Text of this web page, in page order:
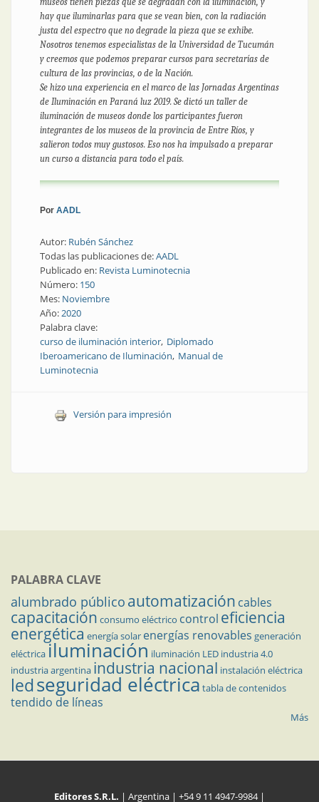
hay que iluminarlas para que se vean bien, con la radiación
justa del espectro que no degrade la pieza que se exhibe.
Nosotros tenemos especialistas de la Universidad de Tucumán
y creemos que podemos preparar cursos para secretarías de
cultura de las provincias, o de la Nación.
Se hizo una experiencia en el marco de las Jornadas Argentinas
de Iluminación en Paraná luz 2019. Se dictó un taller de
iluminación de museos donde los participantes fueron
integrantes de los museos de la provincia de Entre Ríos, y
salieron todos muy gustosos. Eso nos ha impulsado a preparar
un curso a distancia para todo el país.
Por AADL
Autor: Rubén Sánchez
Todas las publicaciones de:AADL
Publicado en: Revista Luminotecnia
Número: 150
Mes: Noviembre
Año:2020
Palabra clave:
curso de iluminación interior Diplomado
Iberoamericano de Iluminación Manual de
Luminotecnia
Versión para impresión
PALABRA CLAVE
alumbrado público automatización cables
capacitación consumo eléctrico control eficiencia
energética energía solar energías renovables generación
eléctricailuminación iluminación LED industria 4.0
industria argentina industria nacional instalación eléctrica
ledseguridad eléctrica tabla de contenidos
tendido de líneas
Más
Editores S.R.L. | Argentina | +54 9 11 4947-9984 |